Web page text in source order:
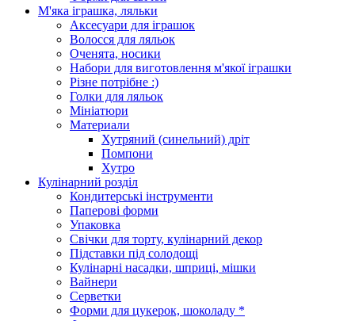
М'яка іграшка, ляльки
Аксесуари для іграшок
Волосся для ляльок
Оченята, носики
Набори для виготовлення м'якої іграшки
Різне потрібне :)
Голки для ляльок
Мініатюри
Материали
Хутряний (синельний) дріт
Помпони
Хутро
Кулінарний розділ
Кондитерські інструменти
Паперові форми
Упаковка
Свічки для торту, кулінарний декор
Підставки під солодощі
Кулінарні насадки, шприці, мішки
Вайнери
Серветки
Форми для цукерок, шоколаду *